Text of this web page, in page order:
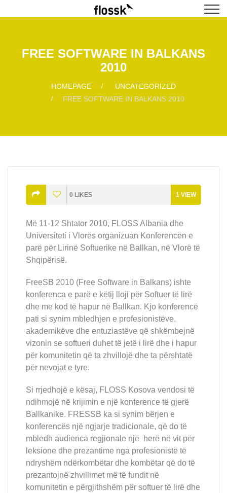
FREE SOFTWARE IN BALKANS
2010
HOMEPAGE
UNCATEGORIZED
FREE SOFTWARE IN BALKANS 2010
0 LIKES 1 VIEW
Më 11-12 Shtator 2010, FLOSS Albania dhe
Universiteti i Vlorës organizuan Konferencën e
parë për Lirinë Softuerike në Ballkan, në Vlorë të
Shqipërisë.
FreeSB 2010 (Free Software in Balkans) ishte
konferenca e parë e këtij lloji për Softuer të lirë
dhe me kod të hapur në Ballkan. Kjo konferencë
pati si synim mbledhjen e profesionistëve,
akademikëve dhe entuziastëve që shkëmbejnë
vizonin se softueri duhet të jetë i lirë dhe i hapur
për komunitetin që ta zhvillojë dhe ta përshtatë
për nevojat e tyre.
Si rrjedhojë e kësaj, FLOSS Kosova vendosi të
ndihmojë në krijimin e një konference të gjerë
Ballkanike. FRESSB ka si synim bërjen e
konferencës një ngjarje tradicionale, që do të
mbledh audienca regjionale një herë në vit për
leksione dhe prezantime nga profesionistë të
ndryshëm ndërkombëtar dhe kombëtar që do të
prezantojnë zhvillimet më të fundit në
komunitetin e përgjithshëm për softuer të lirë dhe